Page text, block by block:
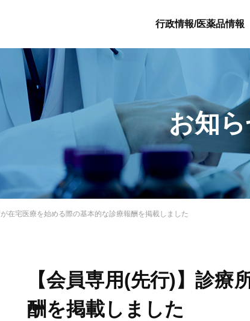
行政情報/医薬品情報
お知
が在宅医療を始める際の基本的な診療報酬を掲載しました
【会員専用(先行)】診
酬を掲載しました